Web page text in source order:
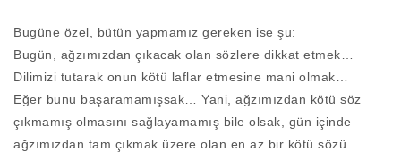
Bugüne özel, bütün yapmamız gereken ise şu:
Bugün, ağzımızdan çıkacak olan sözlere dikkat etmek…
Dilimizi tutarak onun kötü laflar etmesine mani olmak…
Eğer bunu başaramamışsak… Yani, ağzımızdan kötü söz
çıkmamış olmasını sağlayamamış bile olsak, gün içinde
ağzımızdan tam çıkmak üzere olan en az bir kötü sözü